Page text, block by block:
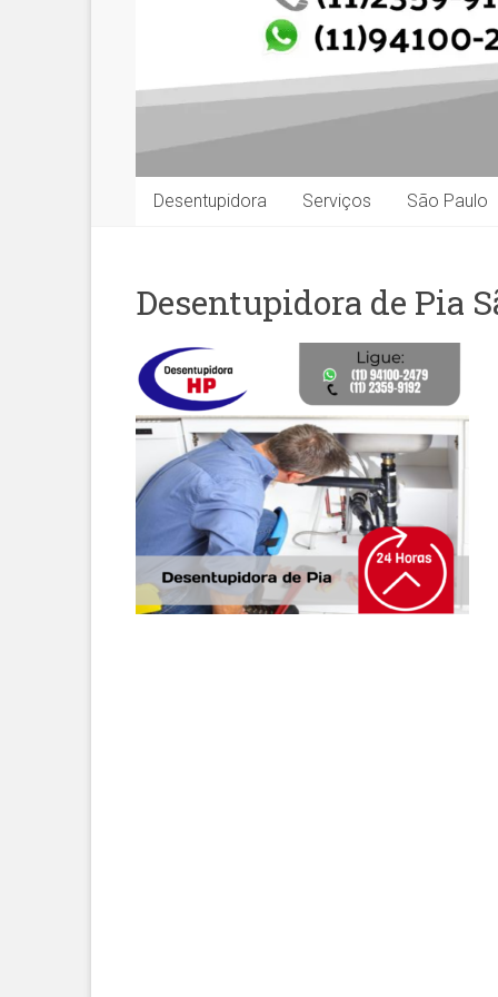
Desentupidora Serviços São Paulo
Desentupidora de Pia